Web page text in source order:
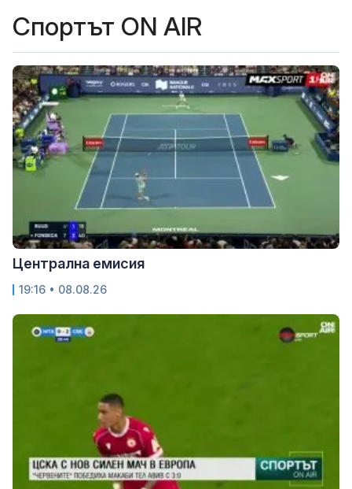
Спортът ON AIR
Централна емисия
19:16 • 08.08.26